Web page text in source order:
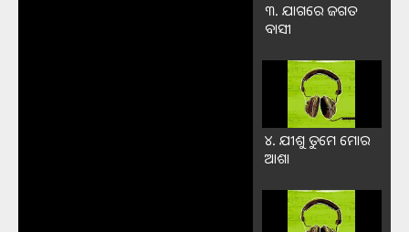
୩. ଯାଗରେ ଜଗତ
ବାସୀ
୪. ଯୀଶୁ ତୁମେ ମୋର
ଆଶା